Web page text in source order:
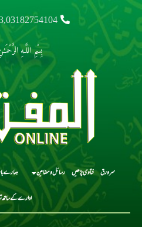
بِسْمِ اللَّـهِ
سرورق فتاوی پڑھیں رسائل و مضامین ہمارے
ادارے کے ساتھ